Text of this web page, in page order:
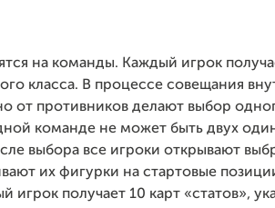
на команды. Каждый игрок
класса. В процессе совещания
от противников делают выбор
команде не может быть двух
выбора все игроки открывают
их фигурки на стартовые
игрок получает 10 карт «статов»,